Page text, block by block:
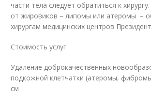
части тела следует обратиться к
от жировиков – липомы или атеромы –
хирургам медицинских центров
Стоимость услуг
Удаление доброкачественных
подкожной клетчатки (атеромы,
см